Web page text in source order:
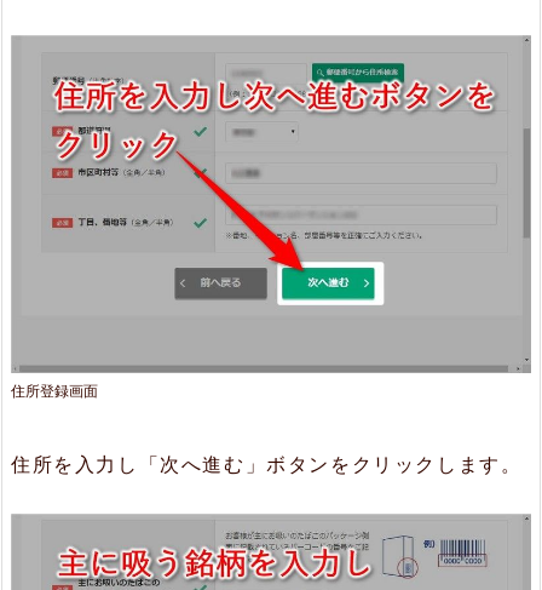
住所登録画面
住所を入力し「次へ進む」ボタンをクリックします。